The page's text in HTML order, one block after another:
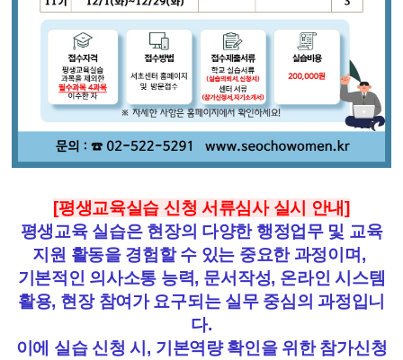
[평생교육실습 신청 서류심사 실시 안내]
평생교육 실습은 현장의 다양한 행정업무 및 교육
지원 활동을 경험할 수 있는 중요한 과정이며 ,
기본적인 의사소통 능력, 문서작성, 온라인 시스템
활용, 현장 참여가 요구되는 실무 중심의 과정입니
다.
이에 실습 신청 시 , 기본역량 확인을 위한 참가신청